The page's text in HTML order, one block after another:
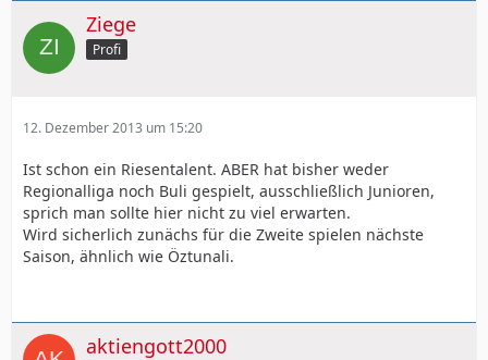
Ziege
Profi
12. Dezember 2013 um 15:20
Ist schon ein Riesentalent. ABER hat bisher weder
Regionalliga noch Buli gespielt, ausschließlich Junioren,
sprich man sollte hier nicht zu viel erwarten.
Wird sicherlich zunächs für die Zweite spielen nächste
Saison, ähnlich wie Öztunali.
aktiengott2000